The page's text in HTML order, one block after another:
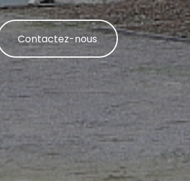
Contactez-nous